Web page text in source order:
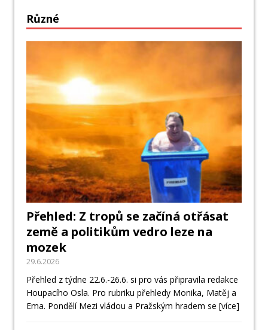
Různé
Přehled: Z tropů se začíná otřásat
země a politikům vedro leze na
mozek
29.6.2026
Přehled z týdne 22.6.-26.6. si pro vás připravila redakce
Houpacího Osla. Pro rubriku přehledy Monika, Matěj a
Ema. Pondělí Mezi vládou a Pražským hradem se [více]